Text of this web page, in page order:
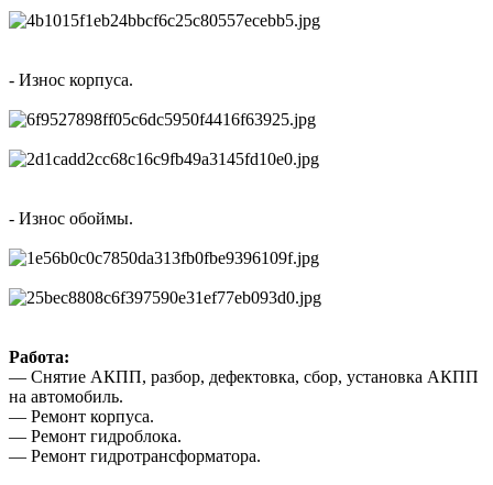
- Износ корпуса.
- Износ обоймы.
Работа:
— Снятие АКПП, разбор, дефектовка, сбор, установка АКПП
на автомобиль.
— Ремонт корпуса.
— Ремонт гидроблока.
— Ремонт гидротрансформатора.